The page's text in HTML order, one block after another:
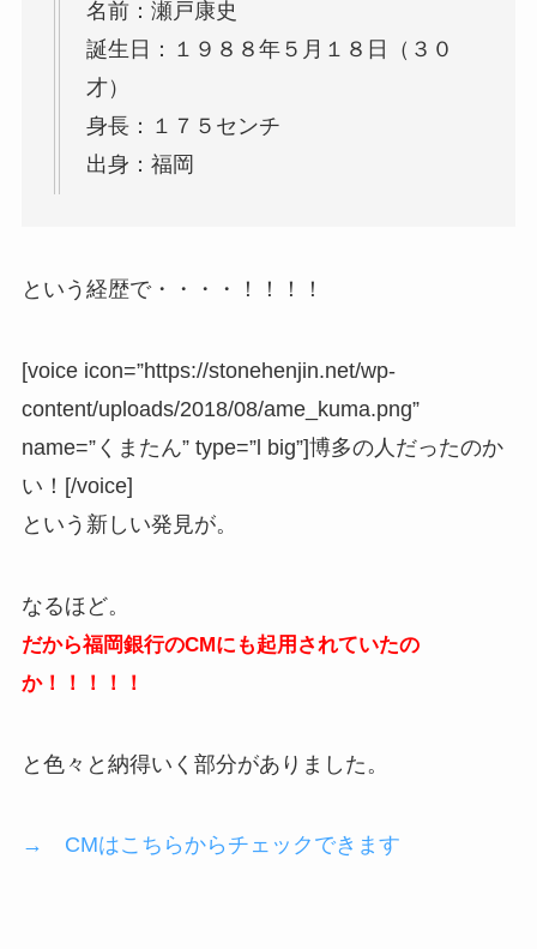
名前：瀬戸康史
誕生日：１９８８年５月１８日（３０
才）
身長：１７５センチ
出身：福岡
という経歴で・・・・！！！！
[voice icon=”https://stonehenjin.net/wp-
content/uploads/2018/08/ame_kuma.png”
name=”くまたん” type=”l big”]博多の人だったのか
い！[/voice]
という新しい発見が。
なるほど。
だから福岡銀行のCMにも起用されていたの
か！！！！！
と色々と納得いく部分がありました。
→ CMはこちらからチェックできます